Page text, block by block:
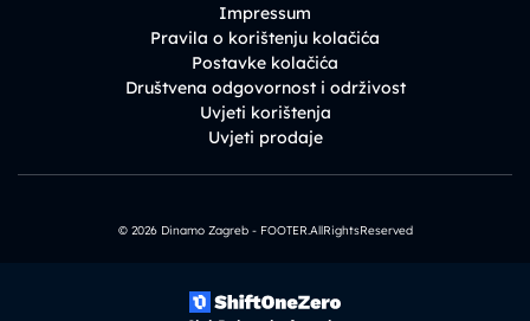
Impressum
Pravila o korištenju kolačića
Postavke kolačića
Društvena odgovornost i održivost
Uvjeti korištenja
Uvjeti prodaje
© 2026 Dinamo Zagreb - FOOTER.AllRightsReserved